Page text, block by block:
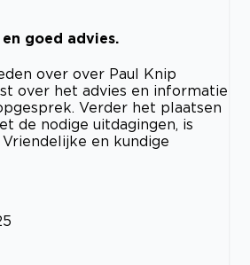
goed advies.
over over Paul Knip
over het advies en informatie
Verder het plaatsen
de nodige uitdagingen, is
en kundige